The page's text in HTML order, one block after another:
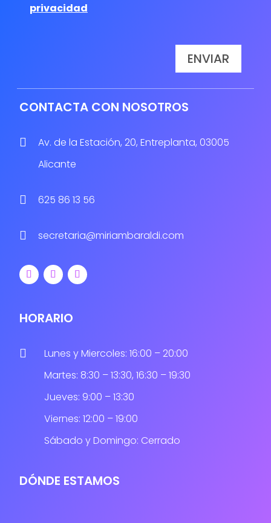
privacidad
ENVIAR
CONTACTA CON NOSOTROS

Av. de la Estación, 20, Entreplanta, 03005
Alicante
 625 86 13 56
 secretaria@miriambaraldi.com
HORARIO

Lunes y Miercoles: 16:00 – 20:00
Martes: 8:30 – 13:30, 16:30 – 19:30
Jueves: 9:00 – 13:30
Viernes: 12:00 – 19:00
Sábado y Domingo: Cerrado
DÓNDE ESTAMOS